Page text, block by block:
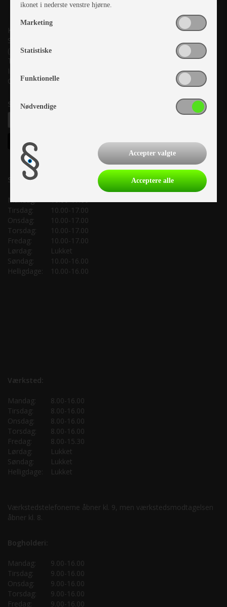
Kronjyllands Camping Center A/S
Suderholmen 10, 8960 Randers SØ
(Lige ud til Grenåvej)
Tlf. +45 87 10 98 70
Info@as-kcc.dk
CVR: 33 38 77 33
Samtykke til nyhedsbrev
Salgsafdeling:
Mandag:
Tirsdag:
10.00-17.00
Onsdag:
10.00-17.00
Torsdag:
10.00-17.00
Fredag:
10.00-17.00
Lørdag:
Lukket
Søndag:
10.00-16.00
Helligdage:
10.00-16.00
Værksted:
Mandag:
8.00-16.00
Tirsdag:
8.00-16.00
Onsdag:
8.00-16.00
Torsdag:
8.00-16.00
Fredag:
8.00-15.30
Lørdag:
Lukket
Søndag:
Lukket
Helligdage:
Lukket
Værkstedstelefonerne åbner kl. 9, men værkstedsmodtagelsen
åbner kl. 8.
Bogholderi:
Mandag:
9.00-16.00
Tirsdag:
9.00-16.00
Onsdag:
9.00-16.00
Torsdag:
9.00-16.00
Fredag:
9.00-16.00
ikonet i nederste venstre hjørne.
Marketing
Statistiske
Funktionelle
Nødvendige
Accepter valgte
Acceptere alle